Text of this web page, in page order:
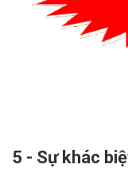
5 - Sự khác